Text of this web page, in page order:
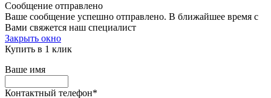
Сообщение отправлено
Ваше сообщение успешно отправлено. В ближайшее время с
Вами свяжется наш специалист
Закрыть окно
Купить в 1 клик
Ваше имя
Контактный телефон*